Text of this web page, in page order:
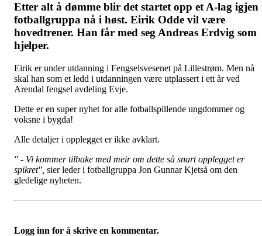
Etter alt å dømme blir det startet opp et A-lag igjen
fotballgruppa nå i høst. Eirik Odde vil være
hovedtrener. Han får med seg Andreas Erdvig som
hjelper.
Eirik er under utdanning i Fengselsvesenet på Lillestrøm. Men nå
skal han som et ledd i utdanningen være utplassert i ett år ved
Arendal fengsel avdeling Evje.
Dette er en super nyhet for alle fotballspillende ungdommer og
voksne i bygda!
Alle detaljer i opplegget er ikke avklart.
" - Vi kommer tilbake med meir om dette så snart opplegget er
spikret", sier leder i fotballgruppa Jon Gunnar Kjetså om den
gledelige nyheten.
Logg inn for å skrive en kommentar.